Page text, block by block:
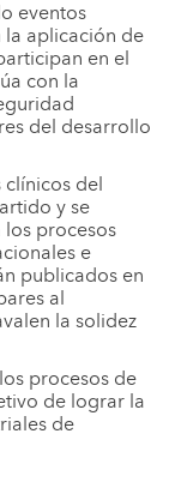
eventos
la aplicación de
en el
con la
del desarrollo
del
y se
procesos
e
publicados en
al
la solidez
procesos de
de lograr la
de